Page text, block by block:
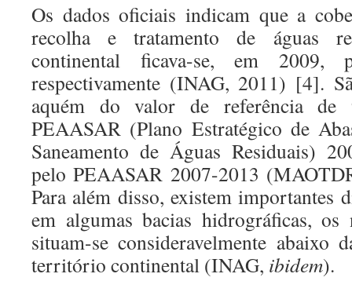
Os dados oficiais indicam que a
recolha e tratamento de águas
continental ficava-se, em
respectivamente (INAG, 2011) [4].
aquém do valor de referência de
PEAASAR (Plano Estratégico de
Saneamento de Águas Residuais)
pelo PEAASAR 2007-2013
Para além disso, existem importantes
em algumas bacias hidrográficas, os
situam-se consideravelmente abaixo
território continental (INAG, ibidem).